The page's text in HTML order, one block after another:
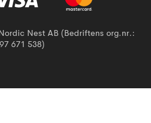
Nest AB (Bedriftens org.nr.:
671 538)